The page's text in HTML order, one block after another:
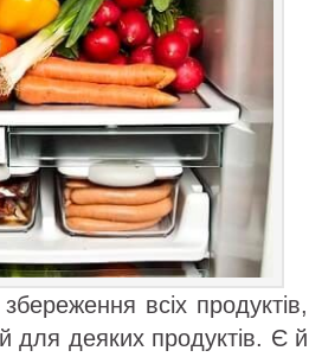
всіх продуктів,
для деяких продуктів. Є й